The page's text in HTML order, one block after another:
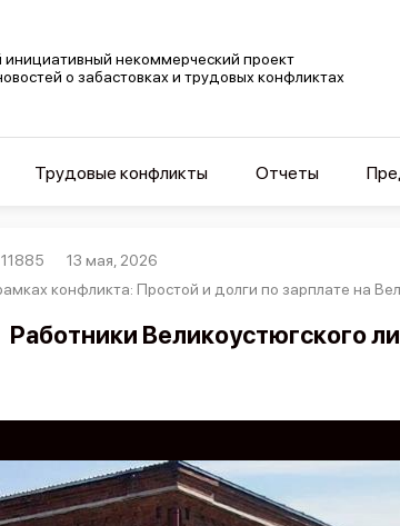
некоммерческий проект
о забастовках и трудовых конфликтах
Трудовые конфликты Отчеты
11885
13 мая, 2026
конфликта: Простой и долги по зарплате на
Работники Великоустюгского